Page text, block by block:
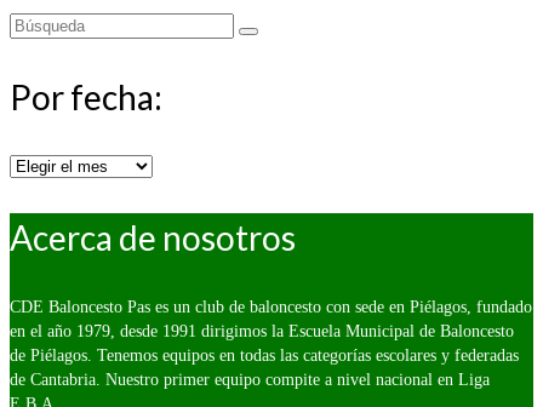
Buscar
Por fecha:
Por
Acerca de nosotros
CDE Baloncesto Pas es un club de baloncesto con sede en Piélagos, fundado
en el año 1979, desde 1991 dirigimos la Escuela Municipal de Baloncesto
de Piélagos. Tenemos equipos en todas las categorías escolares y federadas
de Cantabria. Nuestro primer equipo compite a nivel nacional en Liga